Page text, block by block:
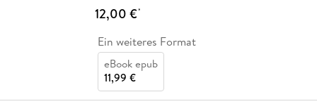
12,00 €*
Ein weiteres Format
eBook epub
11,99 €